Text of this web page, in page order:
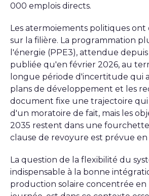
000 emplois directs.
Les atermoiements politiques ont
sur la filière. La programmation
l'énergie (PPE3), attendue
publiée qu'en février 2026, au
longue période d'incertitude qui
plans de développement et les
document fixe une trajectoire qui
d'un moratoire de fait, mais les
2035 restent dans une
clause de revoyure est prévue en
La question de la flexibilité du
indispensable à la bonne
production solaire concentrée en